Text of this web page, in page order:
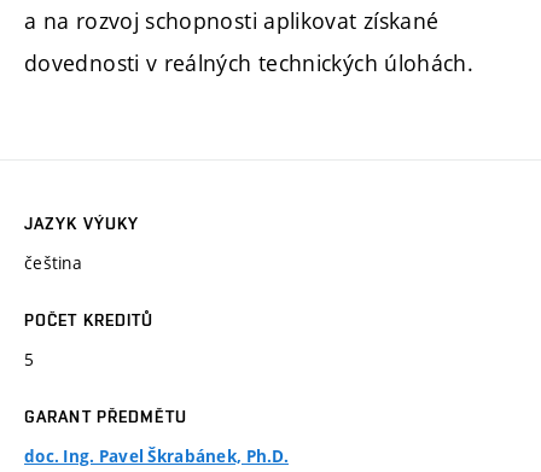
a na rozvoj schopnosti aplikovat získané
dovednosti v reálných technických úlohách.
JAZYK VÝUKY
čeština
POČET KREDITŮ
5
GARANT PŘEDMĚTU
doc. Ing. Pavel Škrabánek, Ph.D.